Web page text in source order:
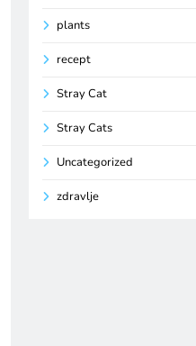
plants
recept
Stray Cat
Stray Cats
Uncategorized
zdravlje